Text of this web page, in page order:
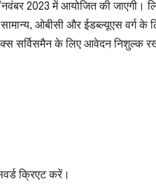
नवंबर 2023 में आयोजित की जाएगी।
सामान्य, ओबीसी और ईडब्ल्यूएस
सर्विसमैन के लिए आवेदन निशुल्क
क्रिएट करें।